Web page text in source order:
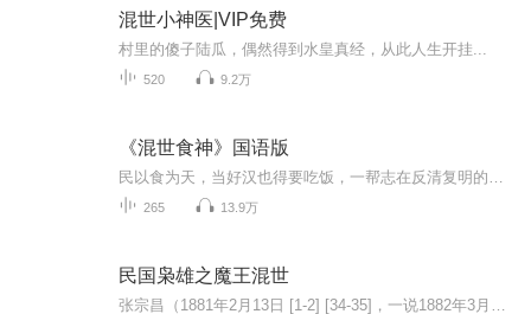
混世小神医|VIP免费
村里的傻子陆瓜，偶然得到水皇真经，从此人生开挂...
520 9.2万
《混世食神》国语版
265 13.9万
民国枭雄之魔王混世